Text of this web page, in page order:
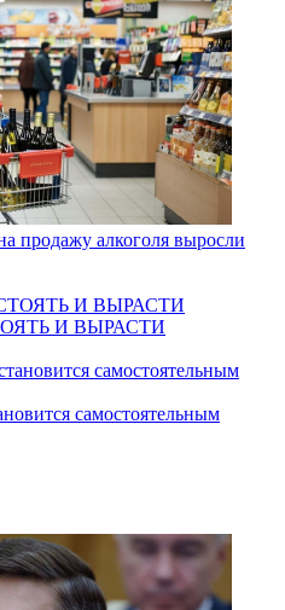
продажу алкоголя выросли
И ВЫРАСТИ
самостоятельным